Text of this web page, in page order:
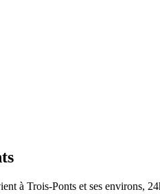
à Trois-Ponts et ses environs,